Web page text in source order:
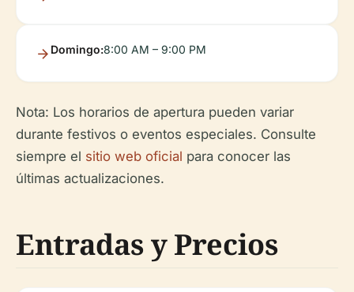
Domingo:8:00 AM – 9:00 PM
Nota: Los horarios de apertura pueden variar
durante festivos o eventos especiales. Consulte
siempre el sitio web oficial para conocer las
últimas actualizaciones.
Entradas y Precios